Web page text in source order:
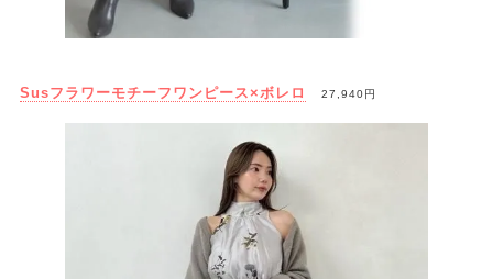
Susフラワーモチーフワンピース×ボレロ 27,940円